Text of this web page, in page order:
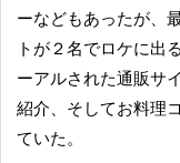
ーなどもあったが、
トが２名でロケに出
ーアルされた通販サ
紹介、そしてお料理
ていた。